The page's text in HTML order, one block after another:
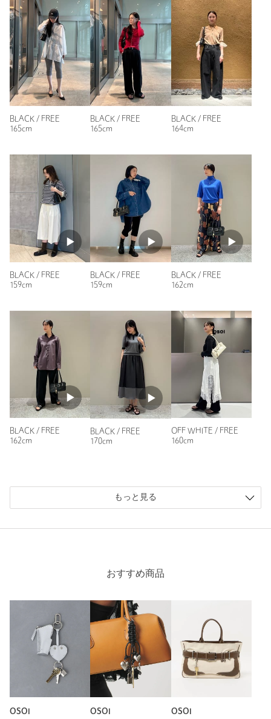
返品 対象商品 返品等について
裾上げ 対象外商品 裾上げについて
タイプ WOMEN
カテゴリー バッグ | ショルダーバッグ
サイズ FREE
素材 牛革
※レビューは、個人の主観による感想・体感によるもので、商品の効果や性
能を保証するものではありません。
もっと見る
BLACK / FREE
165cm
BLACK / FREE
165cm
BLACK / FREE
164cm
BLACK / FREE
159cm
BLACK / FREE
159cm
BLACK / FREE
162cm
BLACK / FREE
162cm
BLACK / FREE
170cm
OFF WHITE / FREE
160cm
もっと見る
おすすめ商品
OSOI
OSOI
OSOI